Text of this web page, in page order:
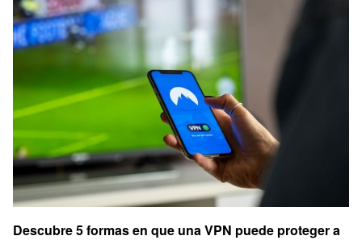
Descubre 5 formas en que una VPN puede proteger a